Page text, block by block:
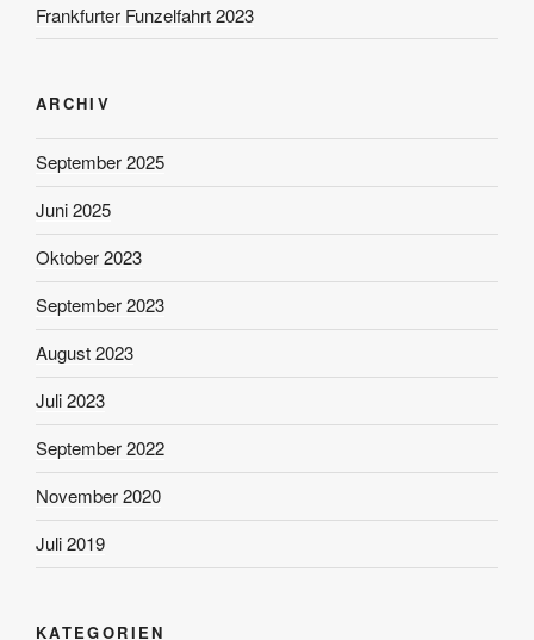
Frankfurter Funzelfahrt 2023
ARCHIV
September 2025
Juni 2025
Oktober 2023
September 2023
August 2023
Juli 2023
September 2022
November 2020
Juli 2019
KATEGORIEN